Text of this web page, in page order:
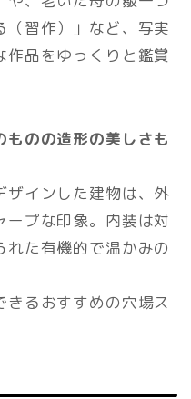
（習作）」など、写実
品をゆっくりと鑑賞
ものの造形の美しさも
ザインした建物は、外
プな印象。内装は対
た有機的で温かみの
るおすすめの穴場ス